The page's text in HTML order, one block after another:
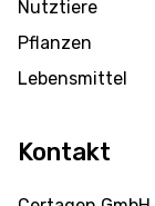
Nutztiere
Pflanzen
Lebensmittel
Kontakt